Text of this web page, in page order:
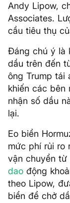
Andy Lipow,
Associates.
cầu tiêu thụ
Đáng chú ý là
dầu trên đến
ông Trump tái
khiến các bên
nhận số dầu
lại.
Eo biển
mức phí rủi ro
vận chuyển từ
dao động
theo Lipow,
biển để chở